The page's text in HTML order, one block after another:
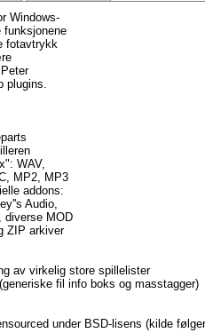
Windows-
funksjonene
fotavtrykk
plugins.
WAV,
MP2, MP3
addons:
Audio,
diverse MOD
ZIP arkiver
av virkelig store spillelister
fil info boks og masstagger)
under BSD-lisens (kilde